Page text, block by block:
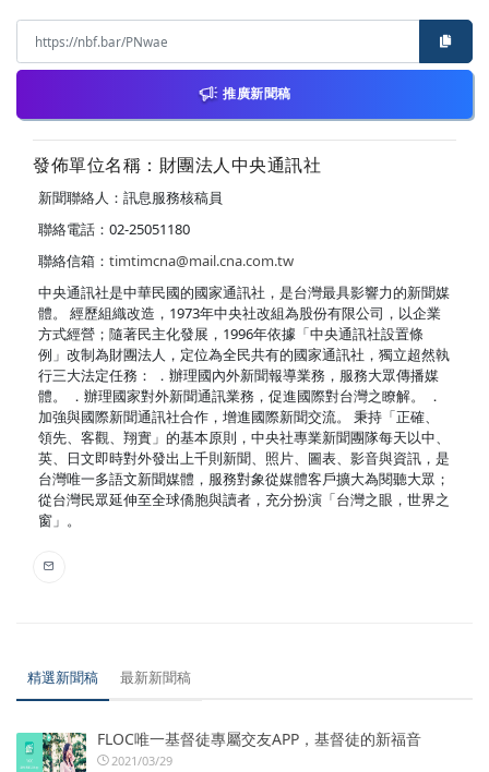
推廣新聞稿
發佈單位名稱：財團法人中央通訊社
新聞聯絡人：訊息服務核稿員
聯絡電話：02-25051180
聯絡信箱： timtimcna@mail.cna.com.tw
中央通訊社是中華民國的國家通訊社，是台灣最具影響力的新聞媒
體。 經歷組織改造，1973年中央社改組為股份有限公司，以企業
方式經營；隨著民主化發展，1996年依據「中央通訊社設置條
例」改制為財團法人，定位為全民共有的國家通訊社，獨立超然執
行三大法定任務： ．辦理國內外新聞報導業務，服務大眾傳播媒
體。 ．辦理國家對外新聞通訊業務，促進國際對台灣之瞭解。 ．
加強與國際新聞通訊社合作，增進國際新聞交流。 秉持「正確、
領先、客觀、翔實」的基本原則，中央社專業新聞團隊每天以中、
英、日文即時對外發出上千則新聞、照片、圖表、影音與資訊，是
台灣唯一多語文新聞媒體，服務對象從媒體客戶擴大為閱聽大眾；
從台灣民眾延伸至全球僑胞與讀者，充分扮演「台灣之眼，世界之
窗」。
精選新聞稿 最新新聞稿
FLOC唯一基督徒專屬交友APP，基督徒的新福音
2021/03/29